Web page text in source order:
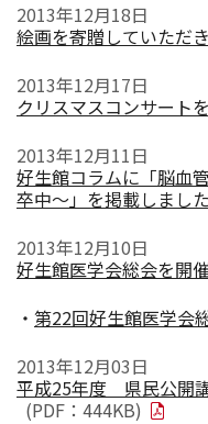
2013年12月18日
絵画を寄贈していただ
2013年12月17日
クリスマスコンサート
2013年12月11日
好生館コラムに「脳血
卒中～」を掲載しました
2013年12月10日
好生館医学会総会を開催
・ 第22回好生館医学会
2013年12月03日
平成25年度 県民公開
(PDF：444KB)